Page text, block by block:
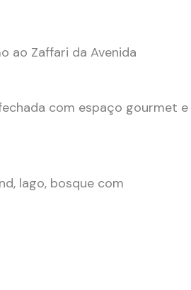
ao Zaffari da Avenida
com espaço gourmet e
lago, bosque com